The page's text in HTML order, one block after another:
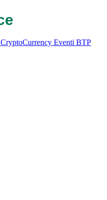
CryptoCurrency Eventi BTP